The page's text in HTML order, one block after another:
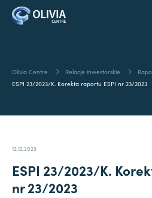
Olivia Centre Relacje inwestorskie
ESPI 23/2023/K. Korekta raportu ESPI nr 23/2023
12.12.2023
ESPI 23/2023/K.
nr 23/2023